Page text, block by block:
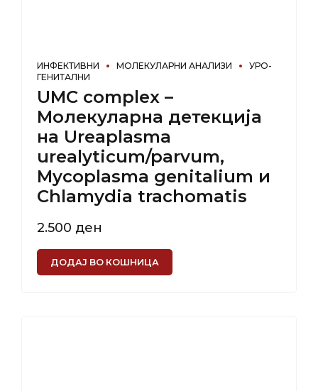
ИНФЕКТИВНИ МОЛЕКУЛАРНИ АНАЛИЗИ
УРО-
ГЕНИТАЛНИ
UMC complex –
Молекуларна детекција
на Ureaplasma
urealyticum/parvum,
Mycoplasma genitalium и
Chlamydia trachomatis
2.500 ден
ДОДАЈ ВО КОШНИЦА